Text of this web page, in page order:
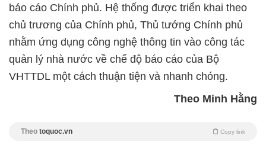
báo cáo Chính phủ. Hệ thống được triển khai theo
chủ trương của Chính phủ, Thủ tướng Chính phủ
nhằm ứng dụng công nghệ thông tin vào công tác
quản lý nhà nước về chế độ báo cáo của Bộ
VHTTDL một cách thuận tiện và nhanh chóng.
Theo Minh Hằng
Theo toquoc.vn Copy link